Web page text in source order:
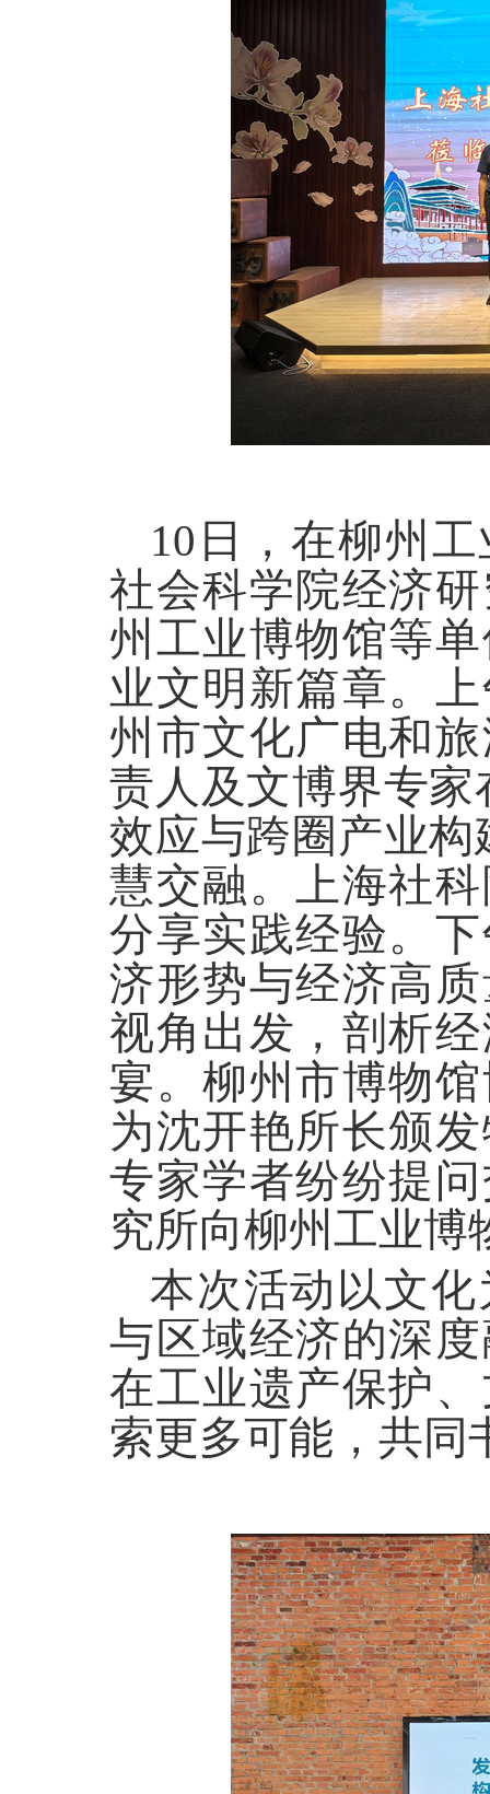
10 日，在柳州
社会科学院经济
州工业博物馆等
业文明新篇章。
州市文化广电和
责人及文博界专家
效应与跨圈产业构
慧交融。上海社
分享实践经验。
济形势与经济高
视角出发，剖析
宴。柳州市博物
为沈开艳所长颁
专家学者纷纷提
究所向柳州工业博
本次活动以文
与区域经济的深
在工业遗产保护
索更多可能，共同